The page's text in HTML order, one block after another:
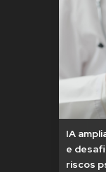
IA
e
riscos